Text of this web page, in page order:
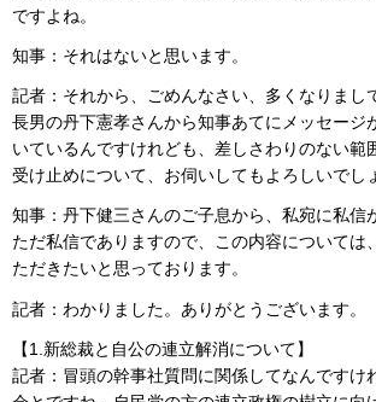
ですよね。
知事：それはないと思います。
記者：それから、ごめんなさい、多くなりまし
長男の丹下憲孝さんから知事あてにメッセージ
いているんですけれども、差しさわりのない範
受け止めについて、お伺いしてもよろしいでし
知事：丹下健三さんのご子息から、私宛に私信
ただ私信でありますので、この内容については
ただきたいと思っております。
記者：わかりました。ありがとうございます。
【1.新総裁と自公の連立解消について】
記者：冒頭の幹事社質問に関係してなんですけ